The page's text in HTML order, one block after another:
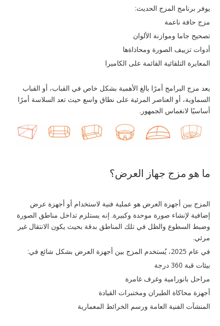
يوفر برنامج المزج الحديث:
مزج حافة ناعمة
تصحيح جاما وموازنة الألوان
أدوات تزييف الصورة ومحاذاةها
المعايرة التلقائية القائمة على الكاميرا
يعد مزج البرامج أمرًا بالغ الأهمية بشكل خاص في القباب، أو القباب
السماوية، أو العناصر المرئية على نطاق واسع حيث تعد السلاسة أمرًا
أساسيًا لانغماس الجمهور.
ما هو مزج جهاز العرض؟
المزج بين أجهزة العرض هو عملية فنية لاستخدام أو أجهزة عرض
إضافية لإنشاء صورة موحدة وكبيرة. إنه يستلزم تداخل مناطق الصورة
وضبط السطوع والظل في تلك المناطق بدقة بحيث يكون الانتقال غير
مرئي.
في عام 2025، يُستخدم المزج بين أجهزة العرض بشكل شائع في:
بيئات قبة 360 درجة
مراحل بانورامية وغرف غامرة
أجهزة محاكاة الطيران ومختبرات القيادة
المنشآت الفنية العامة ورسم الخرائط المعمارية